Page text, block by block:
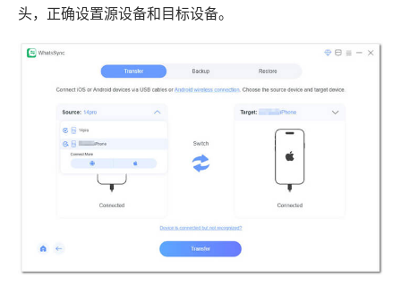
头，正确设置源设备和目标设备。